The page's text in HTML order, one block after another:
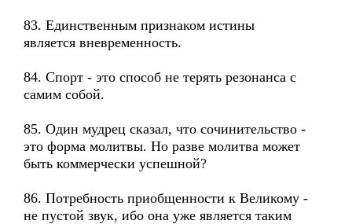
83. Единственным признаком истины
является вневременность.
84. Спорт - это способ не терять резонанса с
самим собой.
85. Один мудрец сказал, что сочинительство -
это форма молитвы. Но разве молитва может
быть коммерчески успешной?
86. Потребность приобщенности к Великому -
не пустой звук, ибо она уже является таким